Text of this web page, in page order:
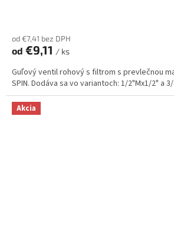
od €7,41 bez DPH
od €9,11 / ks
Guľový ventil rohový s filtrom s prevlečnou
SPIN. Dodáva sa vo variantoch: 1/2"Mx1/2" a
Akcia